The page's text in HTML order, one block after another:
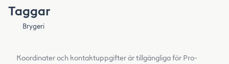
Taggar
Brygeri
Koordinater och kontaktuppgifter är tillgängliga för Pro-